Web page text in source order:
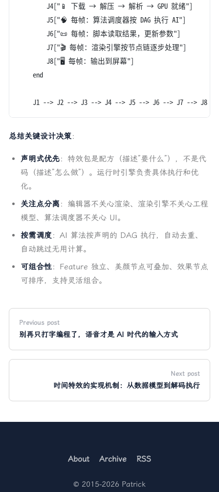
        J4["📱 下载 → 解压 → 解析 → GPU 就绪"]
        J5["🧠 每帧：算法调度器按 DAG 执行 AI"]
        J6["📜 每帧：脚本读取结果，更新参数"]
        J7["🎬 每帧：渲染引擎按节点链逐步处理"]
        J8["🖥️ 每帧：输出到屏幕"]
    end
    J1 --> J2 --> J3 --> J4 --> J5 --> J6 --> J7 --> J8
总结关键设计决策：
声明式优先：特效包是配方（描述”要什么”），不是代
码（描述”怎么做”）。运行时引擎负责具体执行和优
化。
关注点分离 ：编辑器不关心渲染、渲染引擎不关心工程
模型、算法调度器不关心 UI。
按需调度 ：AI 算法按声明的 DAG 执行，自动去重、
自动跳过无用计算。
可组合性：Feature 独立、美颜节点可叠加、效果节点
可排序，支持灵活组合。
Previous post
别再只打字编程了，语音才是 AI 时代的输入方式
Next post
时间特效的实现机制：从数据模型到解码执行
About Archive RSS
© 2015-2026 Patrick